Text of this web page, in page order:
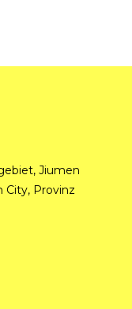
Jiumen
City, Provinz